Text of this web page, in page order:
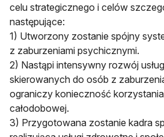
celu strategicznego i celów
następujące:
1) Utworzony zostanie spójny
z zaburzeniami psychicznymi.
2) Nastąpi intensywny rozwój
skierowanych do osób z
ograniczy konieczność korzystania
całodobowej.
3) Przygotowana zostanie kadra